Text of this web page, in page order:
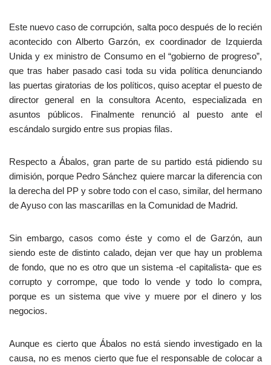
Este nuevo caso de corrupción, salta poco después de lo recién
acontecido con Alberto Garzón, ex coordinador de Izquierda
Unida y ex ministro de Consumo en el “gobierno de progreso”,
que tras haber pasado casi toda su vida política denunciando
las puertas giratorias de los políticos, quiso aceptar el puesto de
director general en la consultora Acento, especializada en
asuntos públicos. Finalmente renunció al puesto ante el
escándalo surgido entre sus propias filas.
Respecto a Ábalos, gran parte de su partido está pidiendo su
dimisión, porque Pedro Sánchez quiere marcar la diferencia con
la derecha del PP y sobre todo con el caso, similar, del hermano
de Ayuso con las mascarillas en la Comunidad de Madrid.
Sin embargo, casos como éste y como el de Garzón, aun
siendo este de distinto calado, dejan ver que hay un problema
de fondo, que no es otro que un sistema -el capitalista- que es
corrupto y corrompe, que todo lo vende y todo lo compra,
porque es un sistema que vive y muere por el dinero y los
negocios.
Aunque es cierto que Ábalos no está siendo investigado en la
causa, no es menos cierto que fue el responsable de colocar a